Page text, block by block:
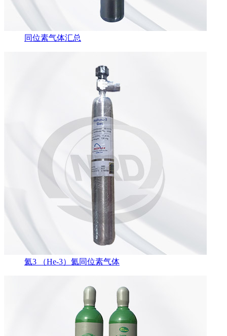
同位素气体汇总
氦3 （He-3）氦同位素气体